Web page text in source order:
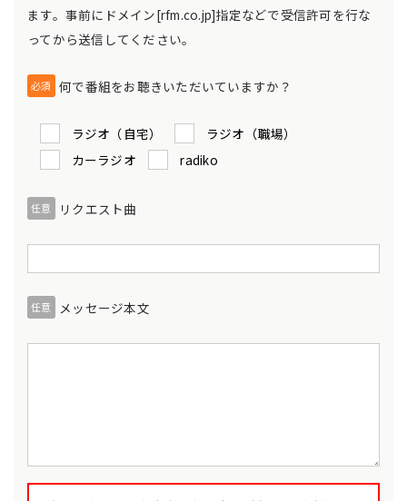
ます。事前にドメイン[rfm.co.jp]指定などで受信許可を行な
ってから送信してください。
必須 何で番組をお聴きいただいていますか？
ラジオ（自宅）
ラジオ（職場）
カーラジオ
radiko
任意 リクエスト曲
任意 メッセージ本文